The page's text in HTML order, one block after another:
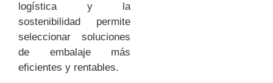
logística y la
sostenibilidad permite
seleccionar soluciones
de embalaje más
eficientes y rentables.